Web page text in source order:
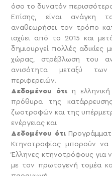
όσο το δυνατόν
Επίσης, είναι ανάγκη
αναθεωρήσει τον τρόπο
ισχύει από το 2015 και
δημιουργεί πολλές
χώρας, στρέβλωση του
ανισότητα μεταξύ
περιφερειών.
Δεδομένου ότιη ελληνική
πρόθυρα της
ζωοτροφών και της
ενέργειας και
Δεδομένου ότι
Κτηνοτροφίας μπορούν
Έλληνες κτηνοτρόφους για
με τον πρωτογενή τομέα